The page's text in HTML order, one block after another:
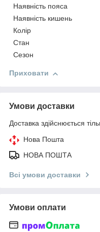
Наявність пояса
Наявність кишень
Колір
Стан
Сезон
Приховати
Умови доставки
Доставка здійснюється
Нова Пошта
НОВА ПОШТА
Всі умови доставки
Умови оплати